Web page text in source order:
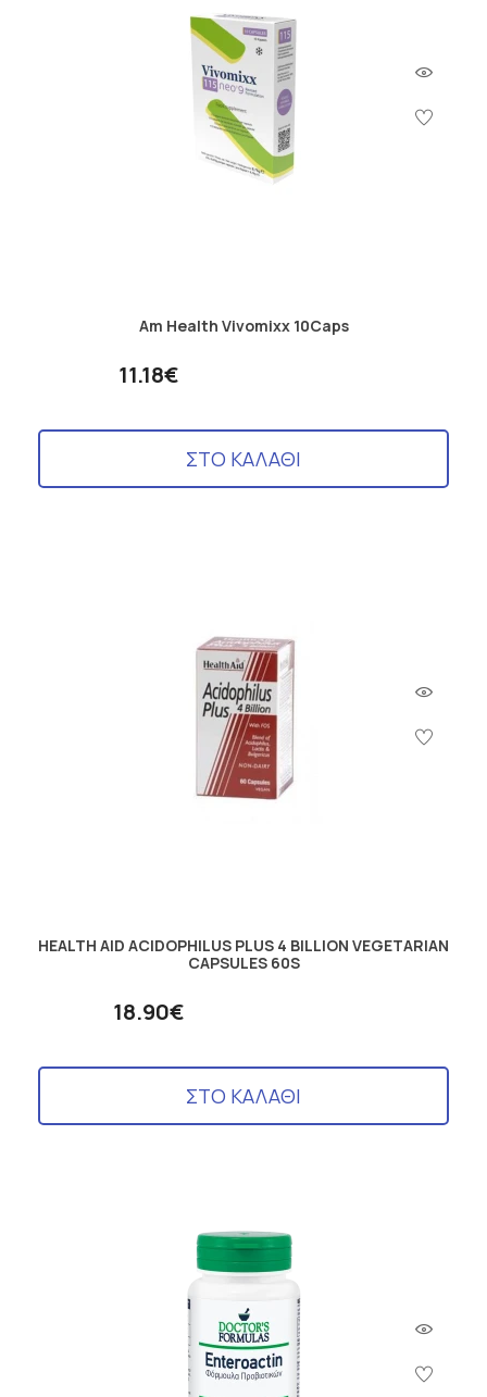
Am Health Vivomixx 10Caps
11.18€
ΣΤΟ ΚΑΛΑΘΙ
HEALTH AID ACIDOPHILUS PLUS 4 BILLION VEGETARIAN
CAPSULES 60S
18.90€
ΣΤΟ ΚΑΛΑΘΙ